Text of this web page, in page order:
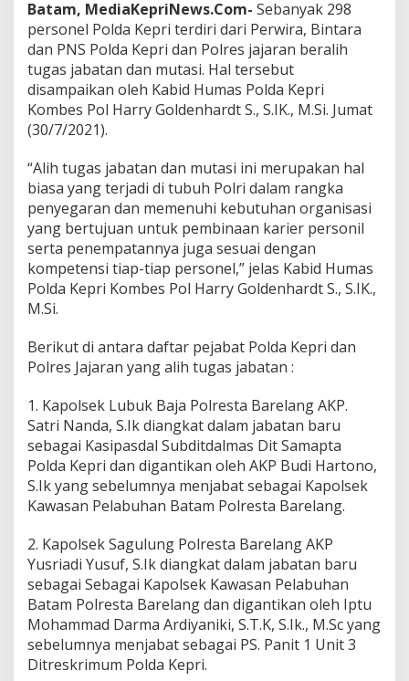
Batam, MediaKepriNews.Com- Sebanyak 298
personel Polda Kepri terdiri dari Perwira, Bintara
dan PNS Polda Kepri dan Polres jajaran beralih
tugas jabatan dan mutasi. Hal tersebut
disampaikan oleh Kabid Humas Polda Kepri
Kombes Pol Harry Goldenhardt S., S.IK., M.Si. Jumat
(30/7/2021).
“Alih tugas jabatan dan mutasi ini merupakan hal
biasa yang terjadi di tubuh Polri dalam rangka
penyegaran dan memenuhi kebutuhan organisasi
yang bertujuan untuk pembinaan karier personil
serta penempatannya juga sesuai dengan
kompetensi tiap-tiap personel,” jelas Kabid Humas
Polda Kepri Kombes Pol Harry Goldenhardt S., S.IK.,
M.Si.
Berikut di antara daftar pejabat Polda Kepri dan
Polres Jajaran yang alih tugas jabatan :
1. Kapolsek Lubuk Baja Polresta Barelang AKP.
Satri Nanda, S.Ik diangkat dalam jabatan baru
sebagai Kasipasdal Subditdalmas Dit Samapta
Polda Kepri dan digantikan oleh AKP Budi Hartono,
S.Ik yang sebelumnya menjabat sebagai Kapolsek
Kawasan Pelabuhan Batam Polresta Barelang.
2. Kapolsek Sagulung Polresta Barelang AKP
Yusriadi Yusuf, S.Ik diangkat dalam jabatan baru
sebagai Sebagai Kapolsek Kawasan Pelabuhan
Batam Polresta Barelang dan digantikan oleh Iptu
Mohammad Darma Ardiyaniki, S.T.K, S.Ik., M.Sc yang
sebelumnya menjabat sebagai PS. Panit 1 Unit 3
Ditreskrimum Polda Kepri.